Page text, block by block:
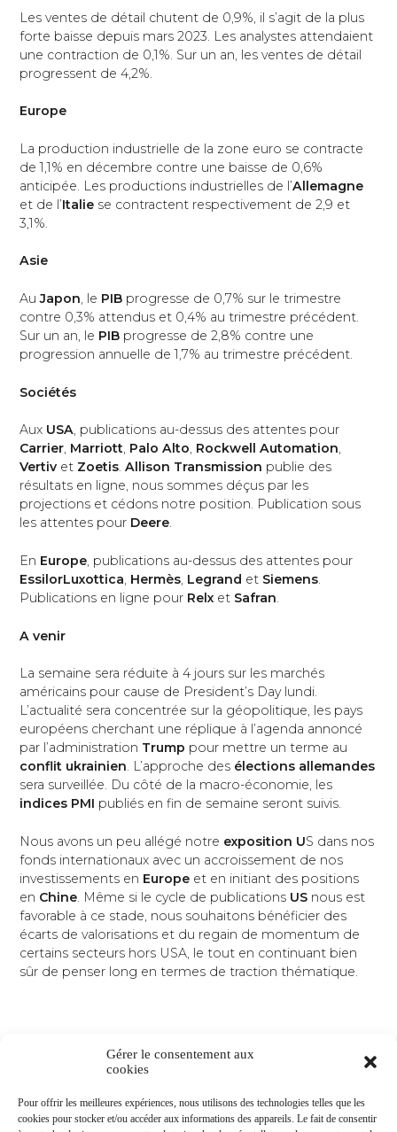
Gérer le consentement aux
cookies
Pour offrir les meilleures expériences, nous utilisons des technologies telles que les
cookies pour stocker et/ou accéder aux informations des appareils. Le fait de consentir
Les ventes de détail chutent de 0,9%, il s’agit de la plus
forte baisse depuis mars 2023. Les analystes attendaient
une contraction de 0,1%. Sur un an, les ventes de détail
progressent de 4,2%.
Europe
La production industrielle de la zone euro se contracte
de 1,1% en décembre contre une baisse de 0,6%
anticipée. Les productions industrielles de l’Allemagne
et de l’Italie se contractent respectivement de 2,9 et
3,1%.
Asie
AuJapon, le PIB progresse de 0,7% sur le trimestre
contre 0,3% attendus et 0,4% au trimestre précédent.
Sur un an, le PIB progresse de 2,8% contre une
progression annuelle de 1,7% au trimestre précédent.
Sociétés
Aux USA, publications au-dessus des attentes pour
Carrier, Marriott, Palo Alto, Rockwell Automation,
Vertiv et Zoetis.Allison Transmission publie des
résultats en ligne, nous sommes déçus par les
projections et cédons notre position. Publication sous
les attentes pour Deere.
En Europe, publications au-dessus des attentes pour
EssilorLuxottica, Hermès, Legrand et Siemens.
Publications en ligne pour Relx et Safran.
A venir
La semaine sera réduite à 4 jours sur les marchés
américains pour cause de President’s Day lundi.
L’actualité sera concentrée sur la géopolitique, les pays
européens cherchant une réplique à l’agenda annoncé
par l’administration Trump pour mettre un terme au
conflit ukrainien. L’approche des élections allemandes
sera surveillée. Du côté de la macro-économie, les
indices PMI publiés en fin de semaine seront suivis.
Nous avons un peu allégé notre exposition US dans nos
fonds internationaux avec un accroissement de nos
investissements en Europe et en initiant des positions
en Chine. Même si le cycle de publications US nous est
favorable à ce stade, nous souhaitons bénéficier des
écarts de valorisations et du regain de momentum de
certains secteurs hors USA, le tout en continuant bien
sûr de penser long en termes de traction thématique.